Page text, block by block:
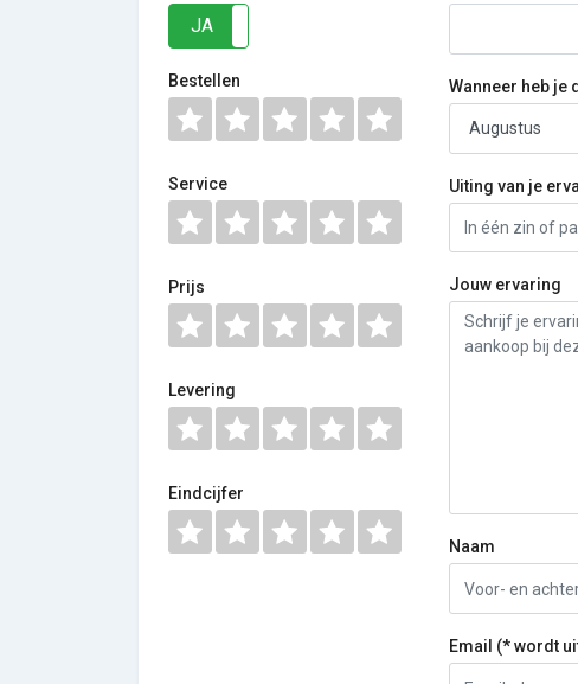
JA
Bestellen
Service
Prijs
Levering
Eindcijfer
Wanneer heb je
Uiting van je
Jouw ervaring
Naam
Email (* wordt